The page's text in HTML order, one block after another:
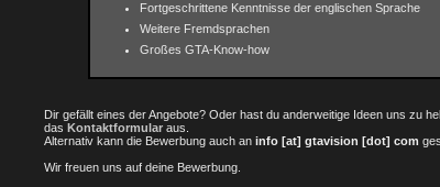
Fortgeschrittene Kenntnisse der englischen Sprache
Weitere Fremdsprachen
Großes GTA-Know-how
Dir gefällt eines der Angebote? Oder hast du anderweitige Ideen uns zu
das Kontaktformular aus.
Alternativ kann die Bewerbung auch an info [at] gtavision [dot] com
Wir freuen uns auf deine Bewerbung.